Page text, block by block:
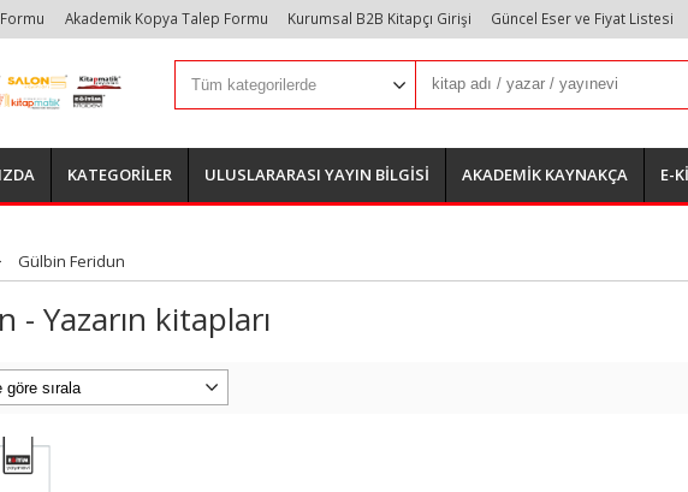
Akademik Kopya Talep Formu Kurumsal B2B Kitapçı Girişi Güncel Eser ve Fiyat Listesi
KATEGORİLER ULUSLARARASI YAYIN BİLGİSİ AKADEMİK KAYNAKÇA E-
Gülbin Feridun
- Yazarın kitapları